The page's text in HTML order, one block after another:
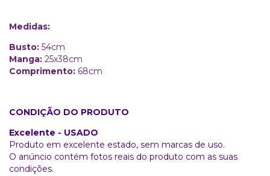
Medidas:
Busto: 54cm
Manga: 25x38cm
Comprimento: 68cm
CONDIÇÃO DO PRODUTO
Excelente - USADO
Produto em excelente estado, sem marcas de uso.
O anúncio contém fotos reais do produto com as suas
condições.